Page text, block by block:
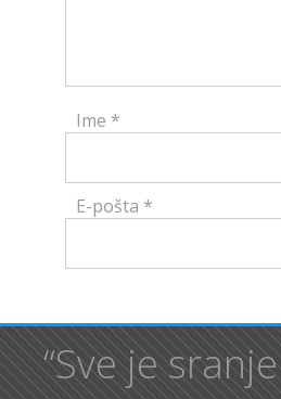
Ime *
E-pošta *
“Sve je